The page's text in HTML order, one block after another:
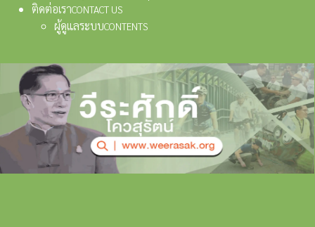
ติดต่อเราCONTACT US
ผู้ดูแลระบบCONTENTS